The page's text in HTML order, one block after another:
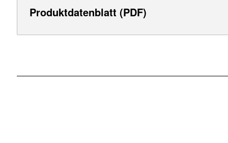
Produktdatenblatt (PDF)